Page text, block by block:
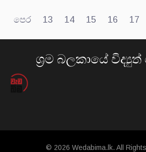
පෙර 13 14 15 16 17
ශ්‍රම බලකායේ
© 2026 Wedabima.lk. All